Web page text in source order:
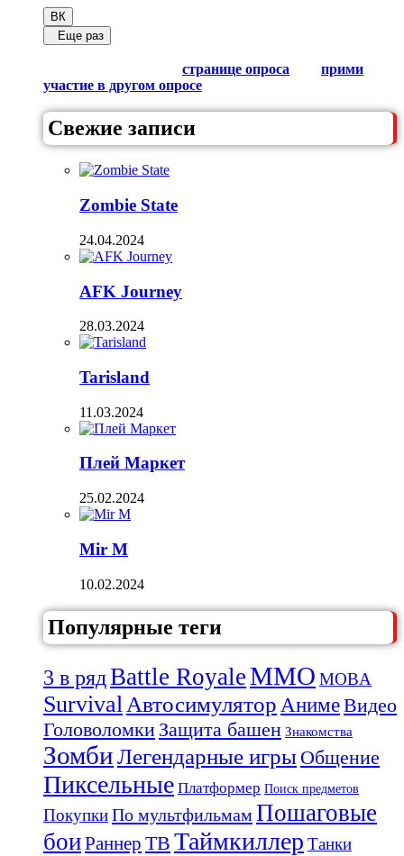
ВК
Еще раз
странице опроса
прими
участие в другом опросе
Свежие записи
Zombie State
24.04.2024
AFK Journey
28.03.2024
Tarisland
11.03.2024
Плей Маркет
25.02.2024
Mir M
10.02.2024
Популярные теги
3 в рядBattle RoyaleMMO MOBA
SurvivalАвтосимуляторАнимеВидео
Головоломки Защита башен Знакомства
ЗомбиЛегендарные игры Общение
Пиксельные Платформер Поиск предметов
ПокупкиПо мультфильмам Пошаговые
боиРаннер ТВ Таймкиллер Танки